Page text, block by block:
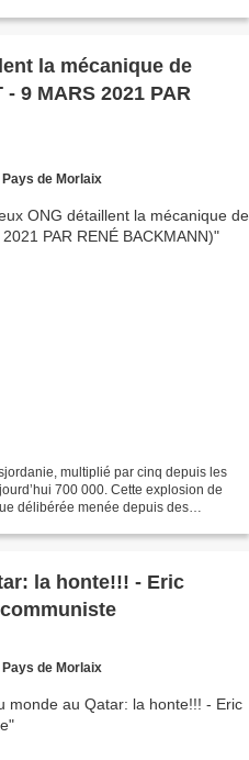
la mécanique de
9 MARS 2021 PAR
de Morlaix
multiplié par cinq depuis les
700 000. Cette explosion de
délibérée menée depuis des
la honte!!! - Eric
de Morlaix